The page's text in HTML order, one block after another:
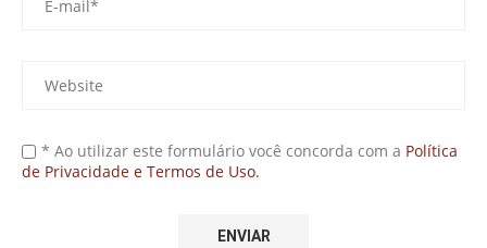
* Ao utilizar este formulário você concorda com a Política
de Privacidade e Termos de Uso.